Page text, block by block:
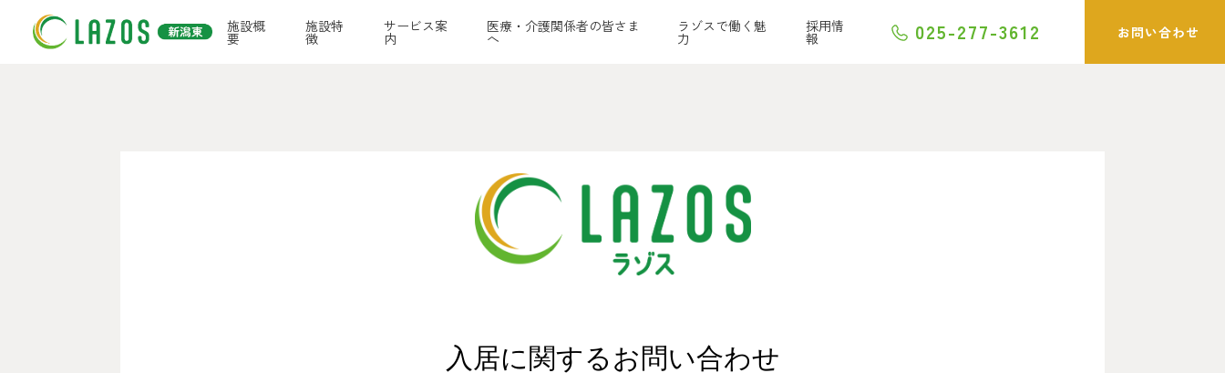
施設概
要
施設特
徴
サービス案
内
医療・介護関係者の皆さま
へ
ラゾスで働く魅
力
採用情
報 025-277-3612 お問い合わせ